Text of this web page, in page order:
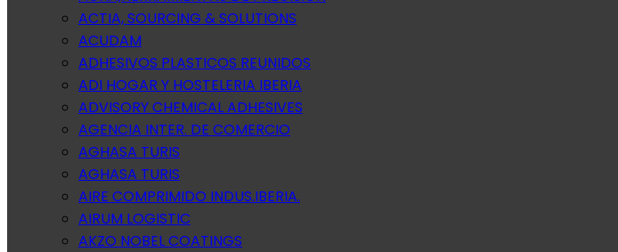
ACTIA, SOURCING & SOLUTIONS
ACUDAM
ADHESIVOS PLASTICOS REUNIDOS
ADI HOGAR Y HOSTELERIA IBERIA
ADVISORY CHEMICAL ADHESIVES
AGENCIA INTER. DE COMERCIO
AGHASA TURIS
AGHASA TURIS
AIRE COMPRIMIDO INDUS.IBERIA.
AIRUM LOGISTIC
AKZO NOBEL COATINGS